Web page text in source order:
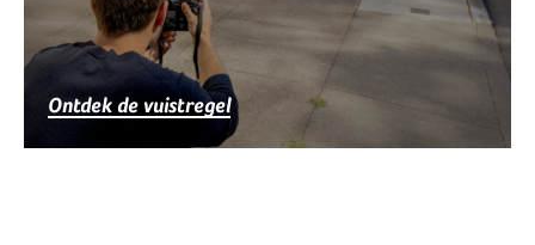
Ontdek de vuistregel